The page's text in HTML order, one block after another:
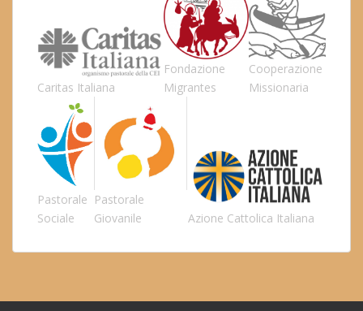
Caritas Italiana
Fondazione
Migrantes
Cooperazione
Missionaria
Pastorale
Sociale
Pastorale
Giovanile
Azione Cattolica Italiana